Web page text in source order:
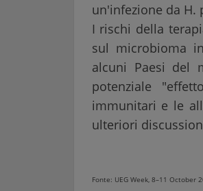
un'infezione da H.
I rischi della
sul microbioma
alcuni Paesi del
potenziale
immunitari e le
ulteriori
Fonte: UEG Week, 8–11 October